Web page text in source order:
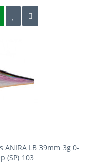
ANIRA LB 39mm 3g 0-
(SP) 103